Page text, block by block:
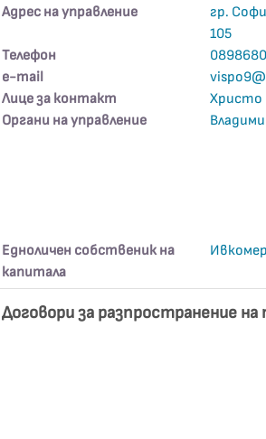
Адрес на управление
гр.
105
Телефон
е-mail
Лице за контакт
Христо
Органи на управление
Едноличен собственик на
капитала
Договори за разпространение на